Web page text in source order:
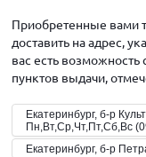
Приобретенные вами
доставить на адрес,
вас есть возможность
пунктов выдачи,
Екатеринбург, б-р
Пн,Вт,Ср,Чт,Пт,Сб,Вс
Екатеринбург, б-р